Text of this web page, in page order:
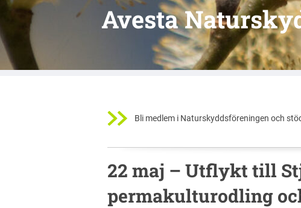
Avesta
Bli medlem i Naturskyddsföreningen och
22 maj – Utflykt till
permakulturodling